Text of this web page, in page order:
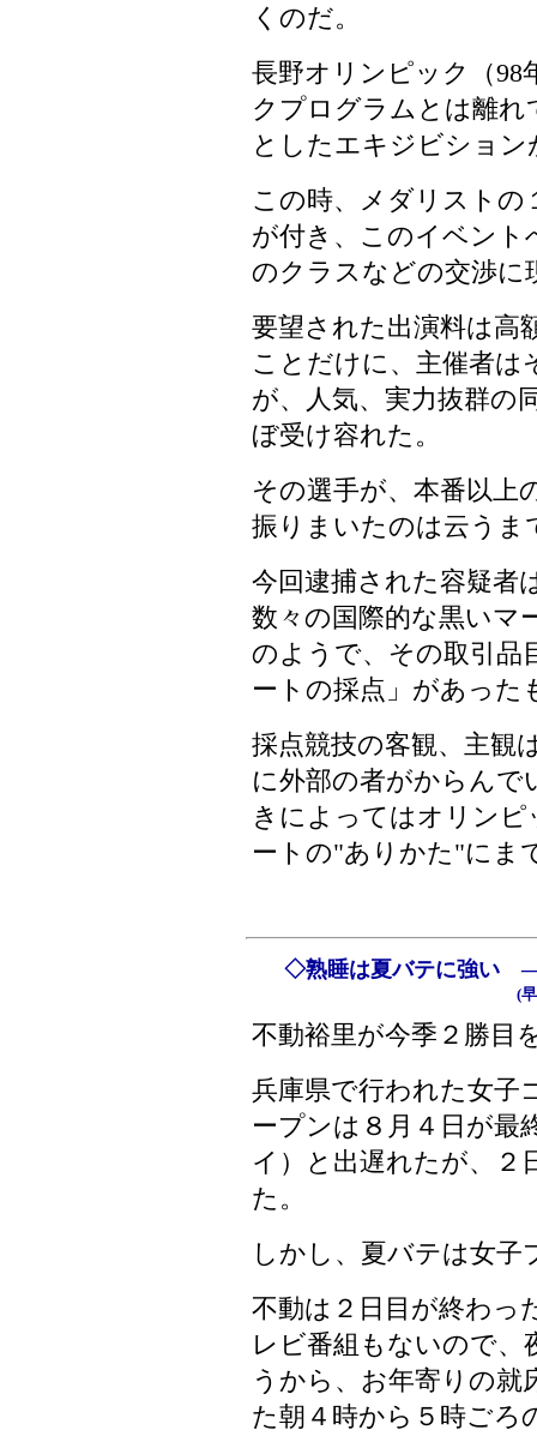
くのだ。
長野オリンピック（98
クプログラムとは離
としたエキジビション
この時、メダリストの
が付き、このイベント
のクラスなどの交渉に
要望された出演料は高
ことだけに、主催者は
が、人気、実力抜群の
ぼ受け容れた。
その選手が、本番以上
振りまいたのは云うま
今回逮捕された容疑者
数々の国際的な黒いマ
のようで、その取引品
ートの採点」があった
採点競技の客観、主観
に外部の者がからん
きによってはオリン
ートの"ありかた"にま
◇熟睡は夏バテに強い ―
(
不動裕里が今季２勝目
兵庫県で行われた女子
ープンは８月４日が最
イ）と出遅れたが、２
た。
しかし、夏バテは女
不動は２日目が終わっ
レビ番組もないので、
うから、お年寄りの就
た朝４時から５時ごろ